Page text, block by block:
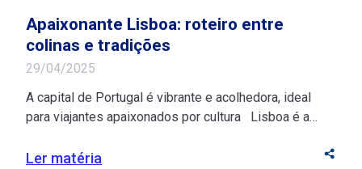
Apaixonante Lisboa: roteiro entre
colinas e tradições
29/04/2025
A capital de Portugal é vibrante e acolhedora, ideal
para viajantes apaixonados por cultura Lisboa é a
extensas, repletas de prédios históricos, conectam
Ler matéria